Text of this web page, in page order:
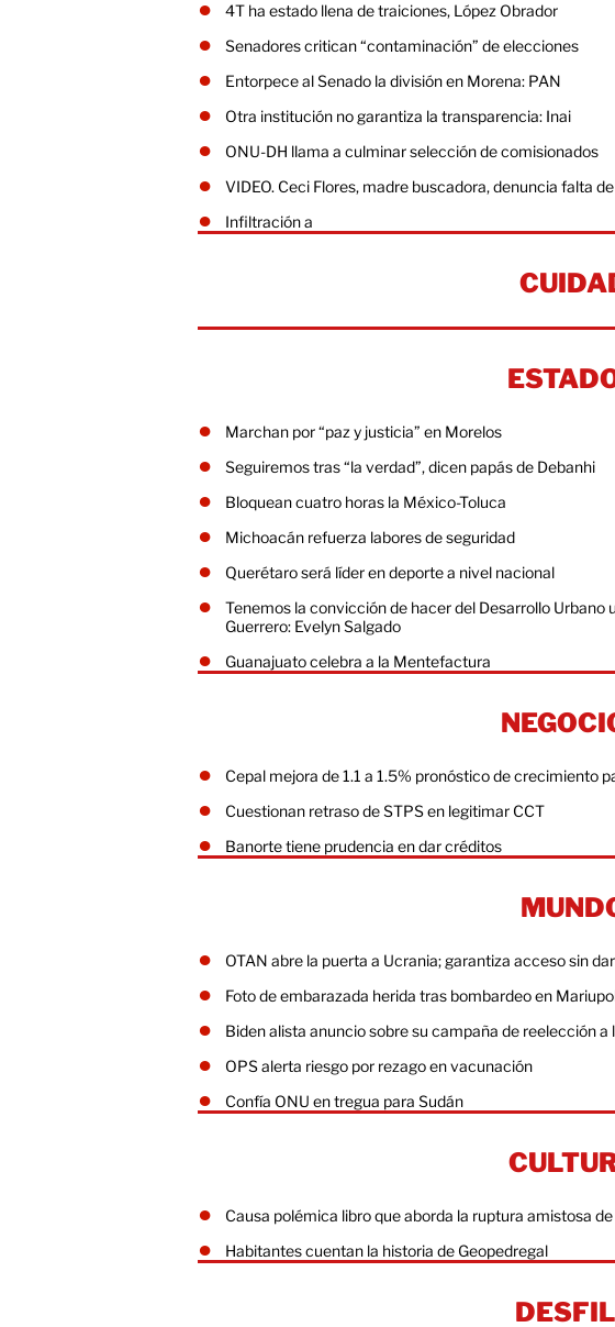
4T ha estado llena de traiciones, López Obrador
Senadores critican “contaminación” de elecciones
Entorpece al Senado la división en Morena: PAN
Otra institución no garantiza la transparencia: Inai
ONU-DH llama a culminar selección de comisionados
VIDEO. Ceci Flores, madre buscadora, denuncia falta
Infiltración a
Marchan por “paz y justicia” en Morelos
Seguiremos tras “la verdad”, dicen papás de Debanhi
Bloquean cuatro horas la México-Toluca
Michoacán refuerza labores de seguridad
Querétaro será líder en deporte a nivel nacional
Tenemos la convicción de hacer del Desarrollo
Guerrero: Evelyn Salgado
Guanajuato celebra a la Mentefactura
Cepal mejora de 1.1 a 1.5% pronóstico de crecimiento
Cuestionan retraso de STPS en legitimar CCT
Banorte tiene prudencia en dar créditos
OTAN abre la puerta a Ucrania; garantiza acceso sin
Foto de embarazada herida tras bombardeo en
Biden alista anuncio sobre su campaña de reelección a
OPS alerta riesgo por rezago en vacunación
Confía ONU en tregua para Sudán
Causa polémica libro que aborda la ruptura amistosa de
Habitantes cuentan la historia de Geopedregal